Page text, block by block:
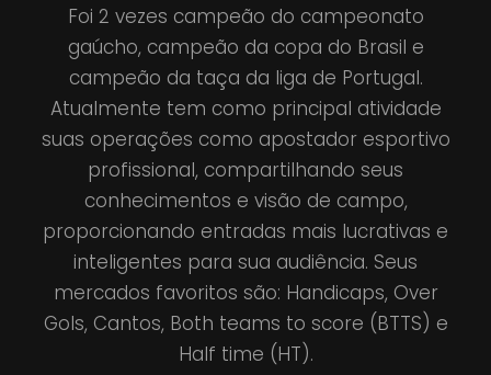
Foi 2 vezes campeão do campeonato
gaúcho, campeão da copa do Brasil e
campeão da taça da liga de Portugal.
Atualmente tem como principal atividade
suas operações como apostador esportivo
profissional, compartilhando seus
conhecimentos e visão de campo,
proporcionando entradas mais lucrativas e
inteligentes para sua audiência. Seus
mercados favoritos são: Handicaps, Over
Gols, Cantos, Both teams to score (BTTS) e
Half time (HT).